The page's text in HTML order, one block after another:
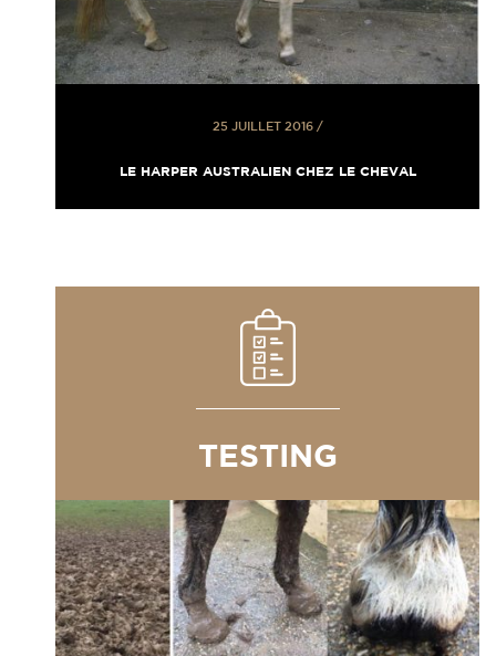
25 JUILLET 2016/
LE HARPER AUSTRALIEN CHEZ LE CHEVAL
TESTING